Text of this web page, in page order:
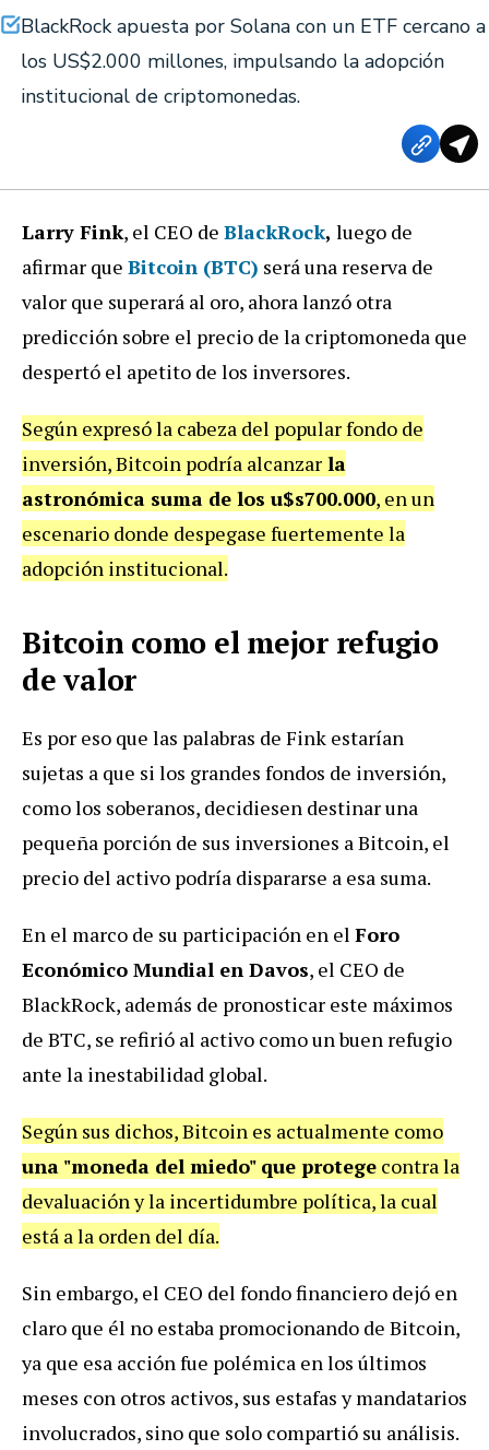
BlackRock apuesta por Solana con un ETF cercano a
los US$2.000 millones, impulsando la adopción
institucional de criptomonedas.
Larry Fink, el CEO de BlackRock, luego de
afirmar que Bitcoin (BTC) será una reserva de
valor que superará al oro, ahora lanzó otra
predicción sobre el precio de la criptomoneda que
despertó el apetito de los inversores.
Según expresó la cabeza del popular fondo de
inversión, Bitcoin podría alcanzar la
astronómica suma de los u$s700.000, en un
escenario donde despegase fuertemente la
adopción institucional.
Bitcoin como el mejor refugio
de valor
Es por eso que las palabras de Fink estarían
sujetas a que si los grandes fondos de inversión,
como los soberanos, decidiesen destinar una
pequeña porción de sus inversiones a Bitcoin, el
precio del activo podría dispararse a esa suma.
En el marco de su participación en el Foro
Económico Mundial en Davos, el CEO de
BlackRock, además de pronosticar este máximos
de BTC, se refirió al activo como un buen refugio
ante la inestabilidad global.
Según sus dichos, Bitcoin es actualmente como
una "moneda del miedo" que protege contra la
devaluación y la incertidumbre política, la cual
está a la orden del día.
Sin embargo, el CEO del fondo financiero dejó en
claro que él no estaba promocionando de Bitcoin,
ya que esa acción fue polémica en los últimos
meses con otros activos, sus estafas y mandatarios
involucrados, sino que solo compartió su análisis.